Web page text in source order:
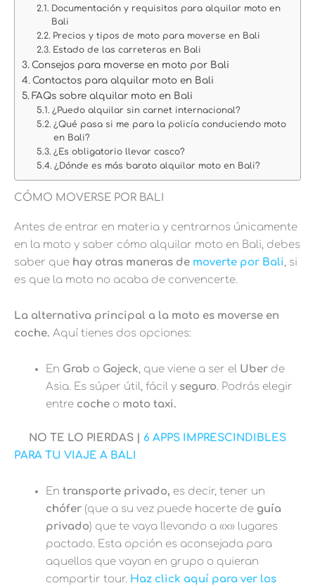
Documentación y requisitos para alquilar moto en
Bali
Precios y tipos de moto para moverse en Bali
Estado de las carreteras en Bali
Consejos para moverse en moto por Bali
Contactos para alquilar moto en Bali
FAQs sobre alquilar moto en Bali
¿Puedo alquilar sin carnet internacional?
¿Qué pasa si me para la policía conduciendo moto
en Bali?
¿Es obligatorio llevar casco?
¿Dónde es más barato alquilar moto en Bali?
CÓMO MOVERSE POR BALI
Antes de entrar en materia y centrarnos únicamente
en la moto y saber cómo alquilar moto en Bali, debes
saber que hay otras maneras de moverte por Bali, si
es que la moto no acaba de convencerte.
La alternativa principal a la moto es moverse en
coche. Aquí tienes dos opciones:
En Grab o Gojeck, que viene a ser el Uber de
Asia. Es súper útil, fácil y seguro. Podrás elegir
entre coche o moto taxi.
NO TE LO PIERDAS | 6 APPS IMPRESCINDIBLES
PARA TU VIAJE A BALI
En transporte privado, es decir, tener un
chófer (que a su vez puede hacerte de guía
privado) que te vaya llevando a «x» lugares
pactado. Esta opción es aconsejada para
aquellos que vayan en grupo o quieran
compartir tour. Haz click aquí para ver los